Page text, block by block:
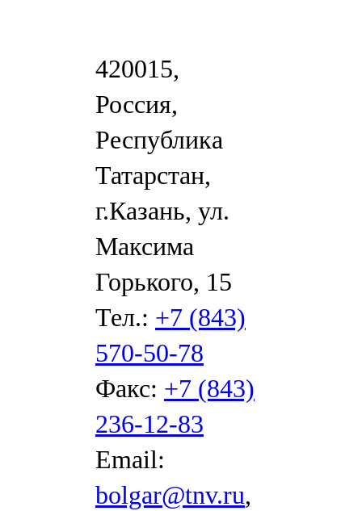
420015,
Россия,
Республика
Татарстан,
г.Казань, ул.
Максима
Горького, 15
Тел.: +7 (843)
570-50-78
Факс: +7 (843)
236-12-83
Email:
bolgar@tnv.ru,